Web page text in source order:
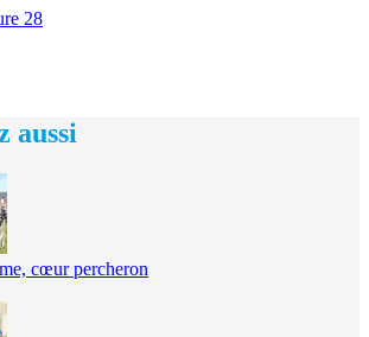
28
aussi
cœur percheron